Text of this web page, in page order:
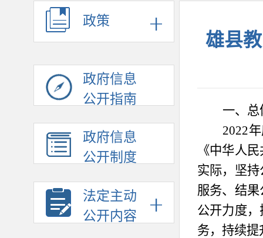
政策
政府信息
公开指南
政府信息
公开制度
法定主动
公开内容
雄县
一、总
2022
《中华人
实际，坚
服务、结
公开力度
务，持续